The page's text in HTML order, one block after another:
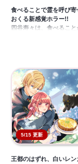
食べることで霊を呼び
おくる新感覚ホラー!!
四谷寿々は、食べるこ
飯を食べていると、な
ランチに誘われること
5/15 更新
王都のはずれ、白いレン